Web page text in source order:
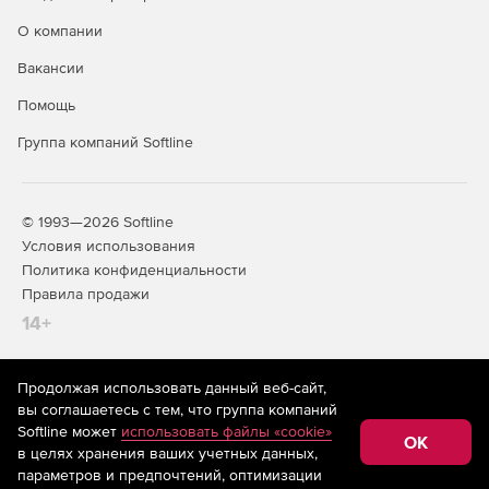
О компании
Вакансии
Помощь
Группа компаний Softline
© 1993—2026 Softline
Условия использования
Политика конфиденциальности
Правила продажи
14+
На информационном ресурсе store.softline.ru применяются
рекомендательные технологии(информационные технологии
предоставления информации на основе сбора,
систематизации и анализа сведений, относящихся к
предпочтениям пользователей сети «Интернет»,
Продолжая использовать данный веб-сайт,
вы соглашаетесь с тем, что группа компаний
Softline может использовать файлы «cookie»
в целях хранения ваших учетных данных,
параметров и предпочтений, оптимизации
OK